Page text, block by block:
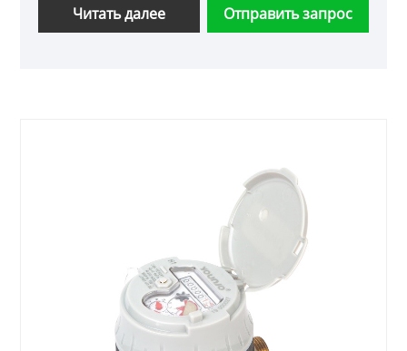
индуктивным оборудованием на нашем
заводе, и мы предложим вам лучшее
Читать далее Отправить запрос